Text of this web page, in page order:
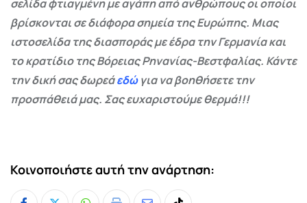
σελίδα φτιαγμένη με αγάπη από ανθρώπους οι οποίοι
βρίσκονται σε διάφορα σημεία της Ευρώπης. Μιας
ιστοσελίδα της διασποράς με έδρα την Γερμανία και
το κρατίδιο της Βόρειας Ρηνανίας-Βεστφαλίας. Κάντε
την δική σας δωρεάεδώγια να βοηθήσετε την
προσπάθειά μας. Σας ευχαριστούμε θερμά!!!
Κοινοποιήστε αυτή την ανάρτηση: